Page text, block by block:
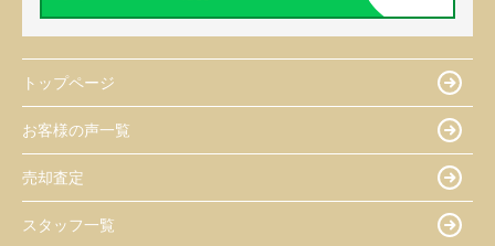
トップページ
お客様の声一覧
売却査定
スタッフ一覧